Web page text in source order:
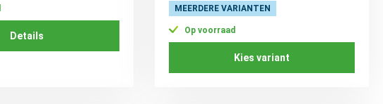
Details
MEERDERE VARIANTEN
Op voorraad
Kies variant